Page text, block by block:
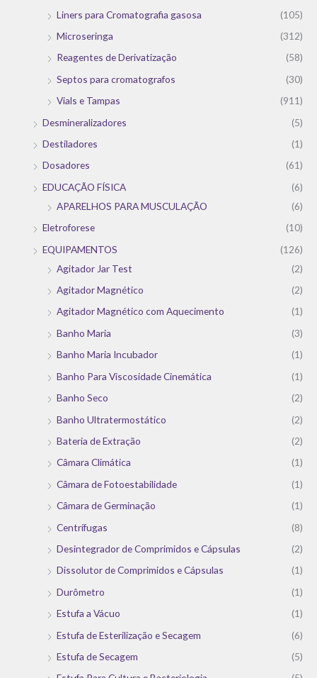
Liners para Cromatografia gasosa
(105)
Microseringa
(312)
Reagentes de Derivatização
(58)
Septos para cromatografos
(30)
Vials e Tampas
(911)
Desmineralizadores
(5)
Destiladores
(1)
Dosadores
(61)
EDUCAÇÃO FÍSICA
(6)
APARELHOS PARA MUSCULAÇÃO
(6)
Eletroforese
(10)
EQUIPAMENTOS
(126)
Agitador Jar Test
(2)
Agitador Magnético
(2)
Agitador Magnético com Aquecimento
(1)
Banho Maria
(3)
Banho Maria Incubador
(1)
Banho Para Viscosidade Cinemática
(1)
Banho Seco
(2)
Banho Ultratermostático
(2)
Bateria de Extração
(2)
Câmara Climática
(1)
Câmara de Fotoestabilidade
(1)
Câmara de Germinação
(1)
Centrífugas
(8)
Desintegrador de Comprimidos e Cápsulas
(2)
Dissolutor de Comprimidos e Cápsulas
(1)
Durômetro
(1)
Estufa a Vácuo
(1)
Estufa de Esterilização e Secagem
(6)
Estufa de Secagem
(5)